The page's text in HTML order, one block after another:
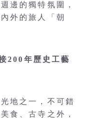
邊的獨特氛圍，
外的旅人「朝
200年歷史工藝
地之一，不可錯
食、古寺之外，